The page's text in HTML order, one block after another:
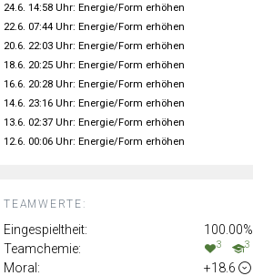
TEAMWERTE:
Eingespieltheit:
100.00%
Teamchemie:
3 3
Moral:
+18.6
24.6. 14:58 Uhr: Energie/Form erhöhen
22.6. 07:44 Uhr: Energie/Form erhöhen
20.6. 22:03 Uhr: Energie/Form erhöhen
18.6. 20:25 Uhr: Energie/Form erhöhen
16.6. 20:28 Uhr: Energie/Form erhöhen
14.6. 23:16 Uhr: Energie/Form erhöhen
13.6. 02:37 Uhr: Energie/Form erhöhen
12.6. 00:06 Uhr: Energie/Form erhöhen